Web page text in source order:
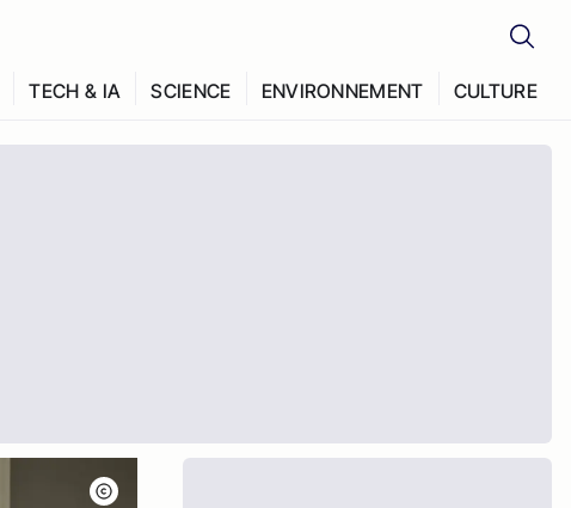
TECH & IA SCIENCE ENVIRONNEMENT CULTURE